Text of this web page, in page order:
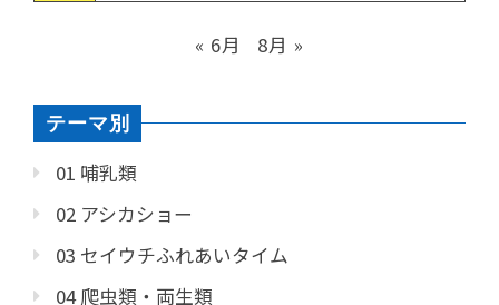
« 6月 8月 »
テーマ別
01 哺乳類
02 アシカショー
03 セイウチふれあいタイム
04 爬虫類・両生類